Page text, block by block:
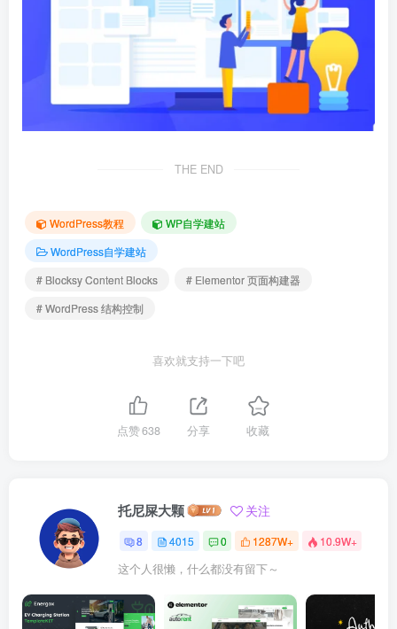
THE END
WordPress教程
WP自学建站
WordPress自学建站
# Blocksy Content Blocks
# Elementor 页面构建器
# WordPress 结构控制
喜欢就支持一下吧
点赞638 分享 收藏
托尼屎大颗 关注
8 4015 0 1287W+ 10.9W+
这个人很懒，什么都没有留下～